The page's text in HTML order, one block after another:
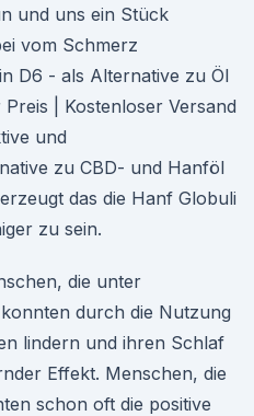
und uns ein Stück
vom Schmerz
D6 - als Alternative zu Öl
| Kostenloser Versand
und
zu CBD- und Hanföl
das die Hanf Globuli
zu sein.
die unter
durch die Nutzung
lindern und ihren Schlaf
Effekt. Menschen, die
schon oft die positive